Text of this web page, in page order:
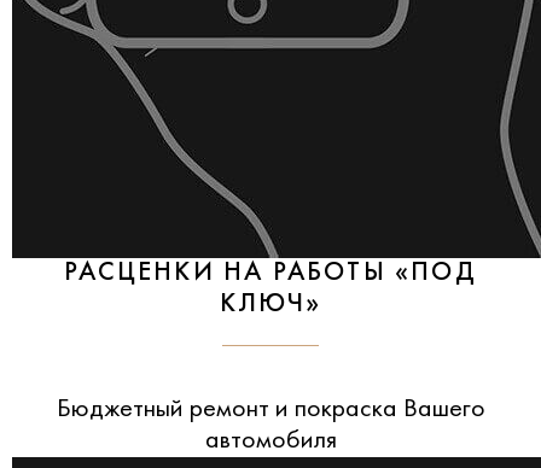
РАСЦЕНКИ НА РАБОТЫ «ПОД
КЛЮЧ»
Бюджетный ремонт и покраска Вашего
автомобиля